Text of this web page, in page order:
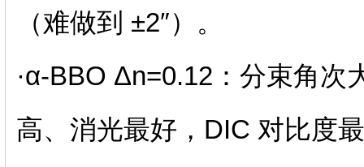
（难做到 ±2″）。
·α‑BBO Δn=0.12：分束角
高、消光最好，DIC 对比度